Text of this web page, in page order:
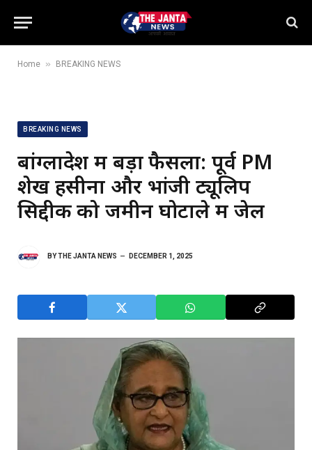
Home » BREAKING NEWS
BREAKING NEWS
बांग्लादेश में बड़ा फैसला: पूर्व PM
शेख हसीना और भांजी ट्यूलिप
सिद्दीक को जमीन घोटाले में जेल
BYTHE JANTA NEWS DECEMBER 1, 2025